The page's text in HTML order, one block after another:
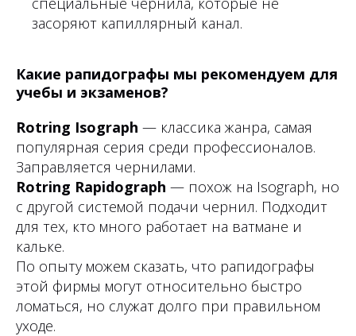
засоряют капиллярный канал.
Какие рапидографы мы рекомендуем для
учебы и экзаменов?
Rotring Isograph — классика жанра, самая
популярная серия среди профессионалов.
Заправляется чернилами.
Rotring Rapidograph — похож на Isograph, но
с другой системой подачи чернил. Подходит
для тех, кто много работает на ватмане и
кальке.
По опыту можем сказать, что рапидографы
этой фирмы могут относительно быстро
ломаться, но служат долго при правильном
уходе.